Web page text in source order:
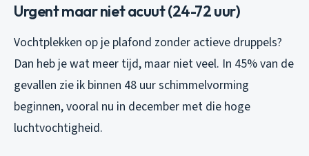
Urgent maar niet acuut (24-72 uur)
Vochtplekken op je plafond zonder actieve druppels?
Dan heb je wat meer tijd, maar niet veel. In 45% van de
gevallen zie ik binnen 48 uur schimmelvorming
beginnen, vooral nu in december met die hoge
luchtvochtigheid.